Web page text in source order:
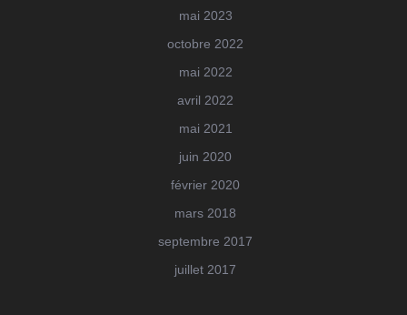
mai 2023
octobre 2022
mai 2022
avril 2022
mai 2021
juin 2020
février 2020
mars 2018
septembre 2017
juillet 2017